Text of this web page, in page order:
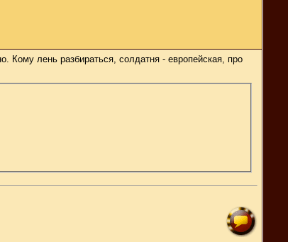
Кому лень разбираться, солдатня - европейская, про